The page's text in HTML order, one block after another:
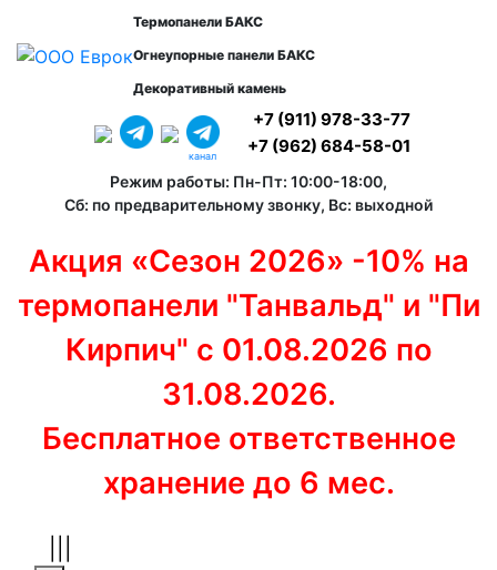
Термопанели БАКС
Огнеупорные панели БАКС
Декоративный камень
канал
+7 (911) 978-33-77
+7 (962) 684-58-01
Режим работы: Пн-Пт: 10:00-18:00,
Сб: по предварительному звонку, Вс: выходной
Акция «Сезон 2026» -10% на
термопанели "Танвальд" и "Пи
Кирпич" с 01.08.2026 по
31.08.2026.
Бесплатное ответственное
хранение до 6 мес.